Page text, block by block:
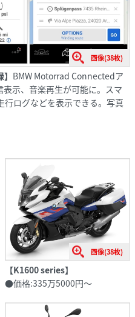
画像(38枚)
BMW Motorrad Connectedア
示、音楽再生が可能に。スマ
行ログなどを表示できる。写真
画像(38枚)
【K1600 series】
●価格:335万5000円〜